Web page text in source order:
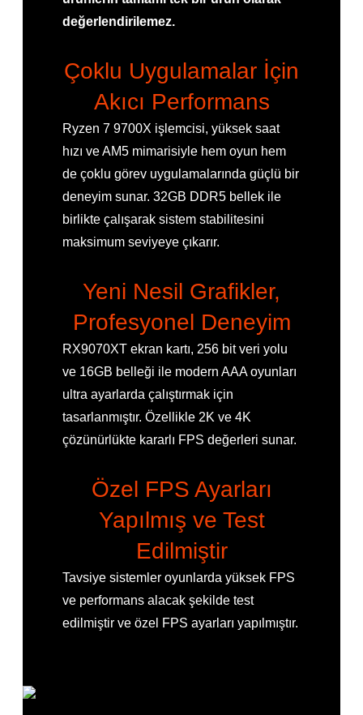
değerlendirilemez.
Çoklu Uygulamalar İçin
Akıcı Performans
Ryzen 7 9700X işlemcisi, yüksek saat
hızı ve AM5 mimarisiyle hem oyun hem
de çoklu görev uygulamalarında güçlü bir
deneyim sunar. 32GB DDR5 bellek ile
birlikte çalışarak sistem stabilitesini
maksimum seviyeye çıkarır.
Yeni Nesil Grafikler,
Profesyonel Deneyim
RX9070XT ekran kartı, 256 bit veri yolu
ve 16GB belleği ile modern AAA oyunları
ultra ayarlarda çalıştırmak için
tasarlanmıştır. Özellikle 2K ve 4K
çözünürlükte kararlı FPS değerleri sunar.
Özel FPS Ayarları
Yapılmış ve Test
Edilmiştir
Tavsiye sistemler oyunlarda yüksek FPS
ve performans alacak şekilde test
edilmiştir ve özel FPS ayarları yapılmıştır.